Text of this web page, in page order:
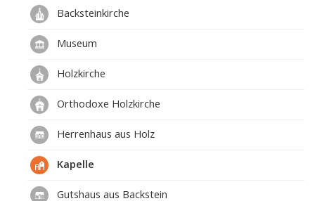
Backsteinkirche
Museum
Holzkirche
Orthodoxe Holzkirche
Herrenhaus aus Holz
Kapelle
Gutshaus aus Backstein